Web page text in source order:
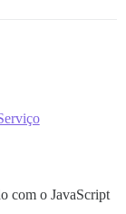
com o JavaScript